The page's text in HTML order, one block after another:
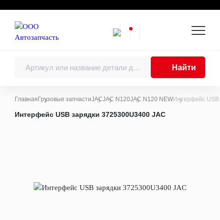
Найти
Каталоги
подшипники коленчатого вала
Главная Грузовые запчастиJACJAC N120JAC N120 NEWИнтерфейс
Интерфейс USB зарядки 3725300U3400 JAC